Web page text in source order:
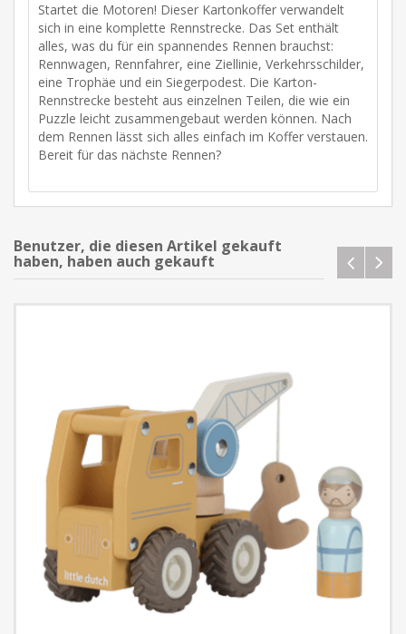
Startet die Motoren! Dieser Kartonkoffer verwandelt
sich in eine komplette Rennstrecke. Das Set enthält
alles, was du für ein spannendes Rennen brauchst:
Rennwagen, Rennfahrer, eine Ziellinie, Verkehrsschilder,
eine Trophäe und ein Siegerpodest. Die Karton-
Rennstrecke besteht aus einzelnen Teilen, die wie ein
Puzzle leicht zusammengebaut werden können. Nach
dem Rennen lässt sich alles einfach im Koffer verstauen.
Bereit für das nächste Rennen?
Benutzer, die diesen Artikel gekauft
haben, haben auch gekauft